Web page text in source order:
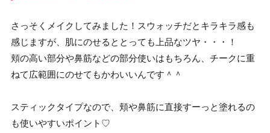
さっそくメイクしてみました！スウォッチだとキラキラ感も
感じますが、肌にのせるととっても上品なツヤ・・・！
頬の高い部分や鼻筋などの部分使いはもちろん、チークに重
ねて広範囲にのせてもかわいいんです＾＾
スティックタイプなので、頬や鼻筋に直接すーっと塗れるの
も使いやすいポイント♡